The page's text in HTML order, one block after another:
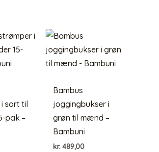
sort til
pak –
Bambus
joggingbukser i
grøn til mænd –
Bambuni
kr. 489,00